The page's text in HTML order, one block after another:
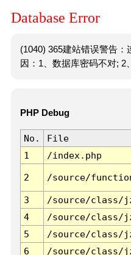
Database Error
(1040) 365建站错误警告
因：1、数据库密码不对; 2
PHP Debug
No. File
1
/index.php
2 /source/
3 /source/class/
4
/source/class/
5
/source/class/
6
/source/class/